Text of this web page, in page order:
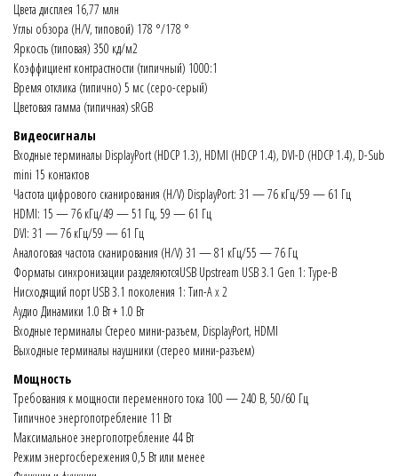
Цвета дисплея 16,77 млн
Углы обзора (H/V, типовой) 178 °/178 °
Яркость (типовая) 350 кд/м2
Коэффициент контрастности (типичный) 1000:1
Время отклика (типично) 5 мс (серо-серый)
Цветовая гамма (типичная) sRGB
Видеосигналы
Входные терминалы DisplayPort (HDCP 1.3), HDMI (HDCP 1.4), DVI-D (HDCP 1.4), D-Sub
mini 15 контактов
Частота цифрового сканирования (H/V) DisplayPort: 31 — 76 кГц/59 — 61 Гц
HDMI: 15 — 76 кГц/49 — 51 Гц, 59 — 61 Гц
DVI: 31 — 76 кГц/59 — 61 Гц
Аналоговая частота сканирования (H/V) 31 — 81 кГц/55 — 76 Гц
Форматы синхронизации разделяютсяUSB Upstream USB 3.1 Gen 1: Type-B
Нисходящий порт USB 3.1 поколения 1: Тип-A x 2
Аудио Динамики 1.0 Вт + 1.0 Вт
Входные терминалы Стерео мини-разъем, DisplayPort, HDMI
Выходные терминалы наушники (стерео мини-разъем)
Мощность
Требования к мощности переменного тока 100 — 240 В, 50/60 Гц
Типичное энергопотребление 11 Вт
Максимальное энергопотребление 44 Вт
Режим энергосбережения 0,5 Вт или менее